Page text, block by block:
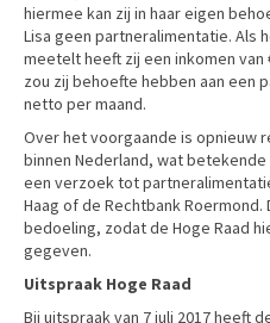
hiermee kan zij in haar eigen
Lisa geen partneralimentatie. Als
meetelt heeft zij een inkomen van
zou zij behoefte hebben aan een
netto per maand.
Over het voorgaande is opnieuw
binnen Nederland, wat
een verzoek tot
Haag of de Rechtbank
bedoeling, zodat de Hoge Raad
gegeven.
Uitspraak Hoge Raad
Bij uitspraak van 7 juli 2017 heeft